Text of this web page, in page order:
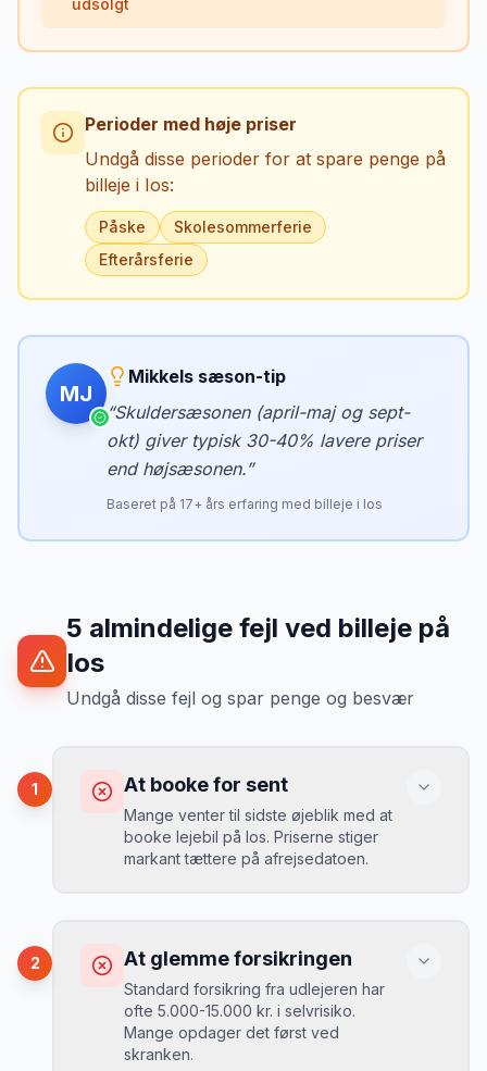
udsolgt
Perioder med høje priser
Undgå disse perioder for at spare penge på
billeje i Ios:
Påske
Skolesommerferie
Efterårsferie
MJ
Mikkels sæson-tip
“Skuldersæsonen (april-maj og sept-
okt) giver typisk 30-40% lavere priser
end højsæsonen.”
Baseret på 17+ års erfaring med billeje i Ios
5 almindelige fejl ved billeje på
Ios
Undgå disse fejl og spar penge og besvær
1 At booke for sent
Mange venter til sidste øjeblik med at
booke lejebil på Ios. Priserne stiger
markant tættere på afrejsedatoen.
Du betaler 30-50% mere, og de bedste
biler er udsolgt.
Løsning
2 At glemme forsikringen
Standard forsikring fra udlejeren har
ofte 5.000-15.000 kr. i selvrisiko.
Mange opdager det først ved
skranken.